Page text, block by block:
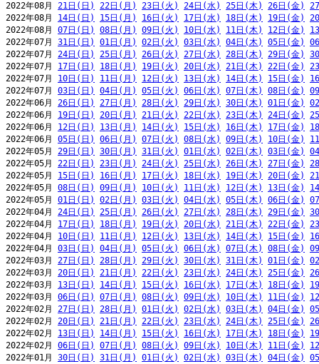
2022年08月 21日(日) 22日(月) 23日(火) 24日(水) 25日(木) 26日(金)
2022年08月 14日(日) 15日(月) 16日(火) 17日(水) 18日(木) 19日(金)
2022年08月 07日(日) 08日(月) 09日(火) 10日(水) 11日(木) 12日(金)
2022年07月 31日(日) 01日(月) 02日(火) 03日(水) 04日(木) 05日(金)
2022年07月 24日(日) 25日(月) 26日(火) 27日(水) 28日(木) 29日(金)
2022年07月 17日(日) 18日(月) 19日(火) 20日(水) 21日(木) 22日(金)
2022年07月 10日(日) 11日(月) 12日(火) 13日(水) 14日(木) 15日(金)
2022年07月 03日(日) 04日(月) 05日(火) 06日(水) 07日(木) 08日(金)
2022年06月 26日(日) 27日(月) 28日(火) 29日(水) 30日(木) 01日(金)
2022年06月 19日(日) 20日(月) 21日(火) 22日(水) 23日(木) 24日(金)
2022年06月 12日(日) 13日(月) 14日(火) 15日(水) 16日(木) 17日(金)
2022年06月 05日(日) 06日(月) 07日(火) 08日(水) 09日(木) 10日(金)
2022年05月 29日(日) 30日(月) 31日(火) 01日(水) 02日(木) 03日(金)
2022年05月 22日(日) 23日(月) 24日(火) 25日(水) 26日(木) 27日(金)
2022年05月 15日(日) 16日(月) 17日(火) 18日(水) 19日(木) 20日(金)
2022年05月 08日(日) 09日(月) 10日(火) 11日(水) 12日(木) 13日(金)
2022年05月 01日(日) 02日(月) 03日(火) 04日(水) 05日(木) 06日(金)
2022年04月 24日(日) 25日(月) 26日(火) 27日(水) 28日(木) 29日(金)
2022年04月 17日(日) 18日(月) 19日(火) 20日(水) 21日(木) 22日(金)
2022年04月 10日(日) 11日(月) 12日(火) 13日(水) 14日(木) 15日(金)
2022年04月 03日(日) 04日(月) 05日(火) 06日(水) 07日(木) 08日(金)
2022年03月 27日(日) 28日(月) 29日(火) 30日(水) 31日(木) 01日(金)
2022年03月 20日(日) 21日(月) 22日(火) 23日(水) 24日(木) 25日(金)
2022年03月 13日(日) 14日(月) 15日(火) 16日(水) 17日(木) 18日(金)
2022年03月 06日(日) 07日(月) 08日(火) 09日(水) 10日(木) 11日(金)
2022年02月 27日(日) 28日(月) 01日(火) 02日(水) 03日(木) 04日(金)
2022年02月 20日(日) 21日(月) 22日(火) 23日(水) 24日(木) 25日(金)
2022年02月 13日(日) 14日(月) 15日(火) 16日(水) 17日(木) 18日(金)
2022年02月 06日(日) 07日(月) 08日(火) 09日(水) 10日(木) 11日(金)
2022年01月 30日(日) 31日(月) 01日(火) 02日(水) 03日(木) 04日(金)